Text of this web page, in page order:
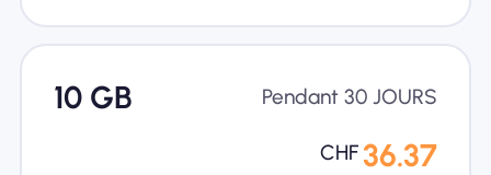
10 GB Pendant 30 JOURS
CHF 36.37